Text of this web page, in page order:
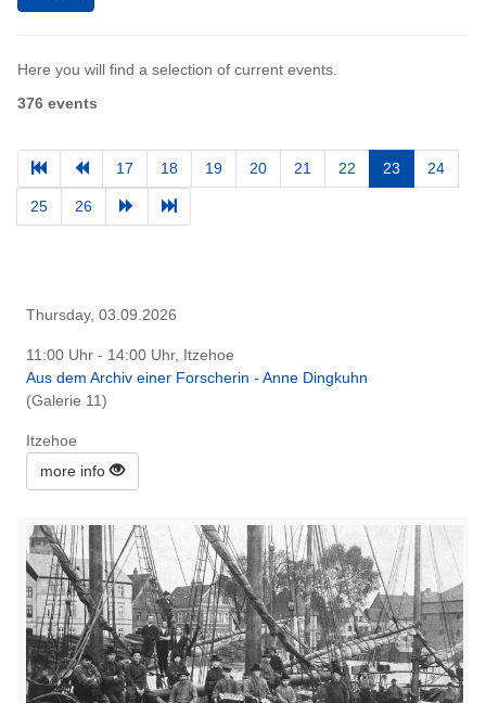
Here you will find a selection of current events.
376 events
17 18 19 20 21 22 23 24
25 26
Thursday, 03.09.2026
11:00 Uhr - 14:00 Uhr, Itzehoe
Aus dem Archiv einer Forscherin - Anne Dingkuhn
(Galerie 11)
Itzehoe
more info